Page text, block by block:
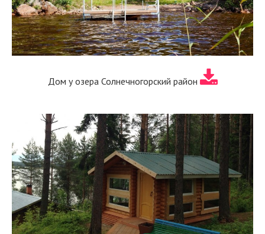
Дом у озера Солнечногорский район